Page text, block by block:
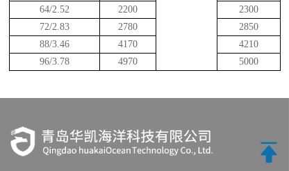
64/2.52
2200
2300
72/2.83
2780
2850
88/3.46
4170
4210
96/3.78
4970 5000